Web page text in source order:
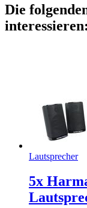
Die
interessieren:
Lautsprecher
5x